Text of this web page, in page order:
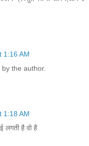
1:16 AM
the author.
1:18 AM
लगती है वो है